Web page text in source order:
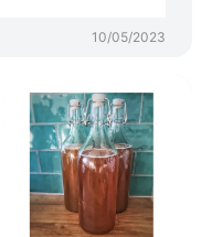
10/05/2023